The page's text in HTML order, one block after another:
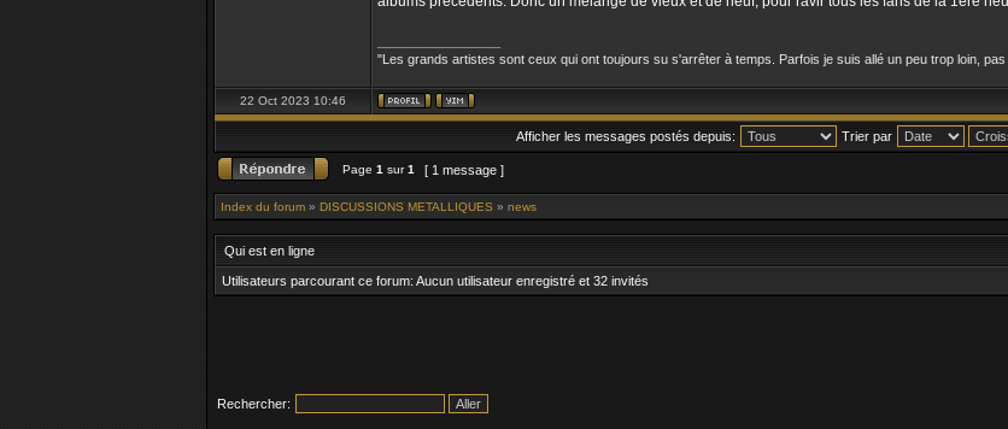
"Les grands artistes sont ceux qui ont toujours su s'arrêter à temps. Parfois je suis allé un peu trop loin,
22 Oct 2023 10:46
Afficher les messages postés depuis: Trier par
Page 1 sur1 [ 1 message ]
Index du forum » DISCUSSIONS METALLIQUES » news
Qui est en ligne
Utilisateurs parcourant ce forum: Aucun utilisateur enregistré et 32 invités
Rechercher: